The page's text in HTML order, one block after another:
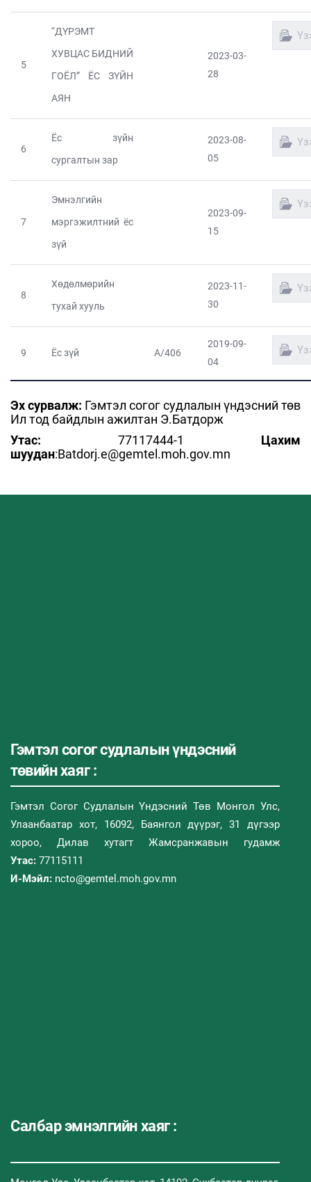
5
“ДҮРЭМТ
ХУВЦАС БИДНИЙ
ГОЁЛ” ЁС ЗҮЙН
АЯН
2023-03-
28
6
Ёс зүйн
сургалтын зар
2023-08-
05
7
Эмнэлгийн
мэргэжилтний ёс
зүй
2023-09-
15
8
Хөдөлмөрийн
тухай хууль
2023-11-
30
9 Ёс зүй А/406
2019-09-
04
Эх сурвалж: Гэмтэл согог судлалын үндэсний төв
Ил тод байдлын ажилтан Э.Батдорж
Утас: 77117444-1 Цахим
шуудан:Batdorj.e@gemtel.moh.gov.mn
Гэмтэл согог судлалын үндэсний
төвийн хаяг :
Гэмтэл Согог Судлалын Үндэсний Төв Монгол Улс,
Улаанбаатар хот, 16092, Баянгол дүүрэг, 31 дүгээр
хороо, Дилав хутагт Жамсранжавын гудамж
Утас: 77115111
И-Мэйл: ncto@gemtel.moh.gov.mn
Салбар эмнэлгийн хаяг :